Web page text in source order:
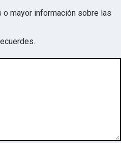
mayor información sobre las